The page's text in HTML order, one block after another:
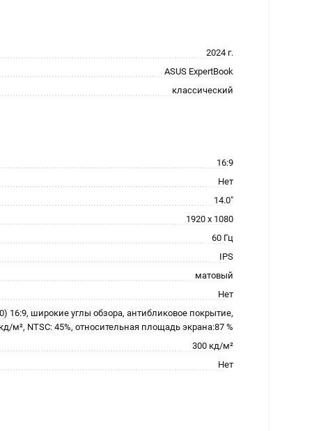
2024 г.
ASUS ExpertBook
классический
16:9
Нет
14.0"
1920 x 1080
60 Гц
IPS
матовый
Нет
16:9, широкие углы обзора, антибликовое покрытие,
м², NTSC: 45%, относительная площадь экрана:87 %
300 кд/м²
Нет